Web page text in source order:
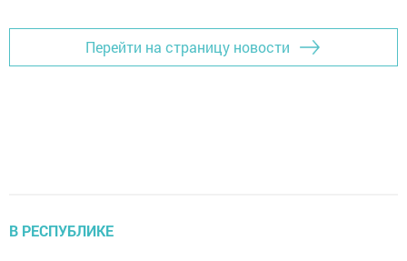
Перейти на страницу новости
В РЕСПУБЛИКЕ